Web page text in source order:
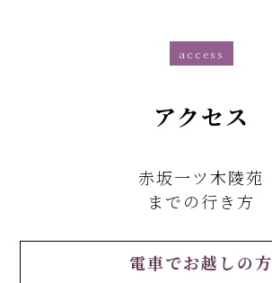
access
アクセス
赤坂一ツ木陵苑
までの行き方
電車でお越しの方